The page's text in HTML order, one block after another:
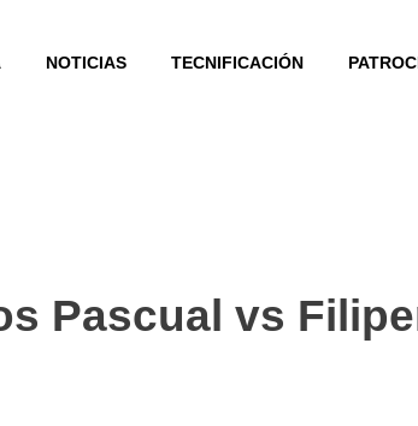
NOTICIAS TECNIFICACIÓN
Pascual vs